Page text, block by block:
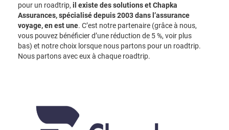
pour un roadtrip, il existe des solutions et Chapka
Assurances, spécialisé depuis 2003 dans l’assurance
voyage, en est une. C’est notre partenaire (grâce à nous,
vous pouvez bénéficier d’une réduction de 5 %, voir plus
bas) et notre choix lorsque nous partons pour un roadtrip.
Nous partons avec eux à chaque roadtrip.